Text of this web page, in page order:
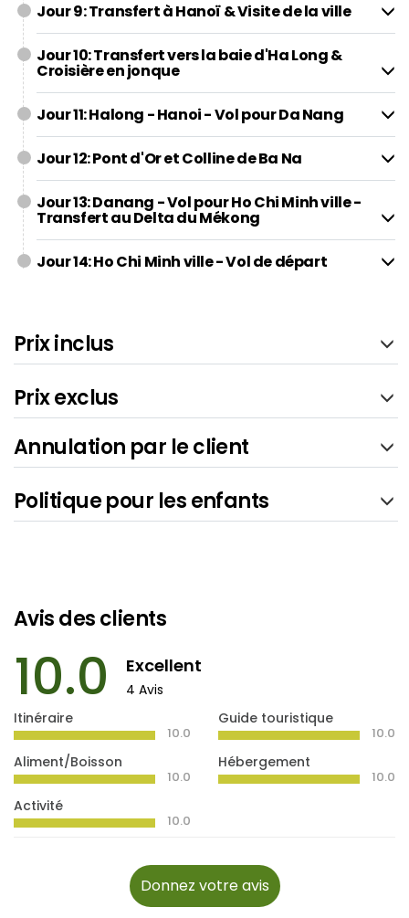
Jour 9: Transfert à Hanoï & Visite de la ville
Jour 10: Transfert vers la baie d'Ha Long &
Croisière en jonque
Jour 11: Halong - Hanoi - Vol pour Da Nang
Jour 12: Pont d'Or et Colline de Ba Na
Jour 13: Danang - Vol pour Ho Chi Minh ville -
Transfert au Delta du Mékong
Jour 14: Ho Chi Minh ville - Vol de départ
Prix inclus
Prix exclus
Annulation par le client
Politique pour les enfants
Avis des clients
10.0 Excellent
4 Avis
Itinéraire
10.0
Aliment/Boisson
10.0
Activité
10.0
Guide touristique
10.0
Hébergement
10.0
Donnez votre avis